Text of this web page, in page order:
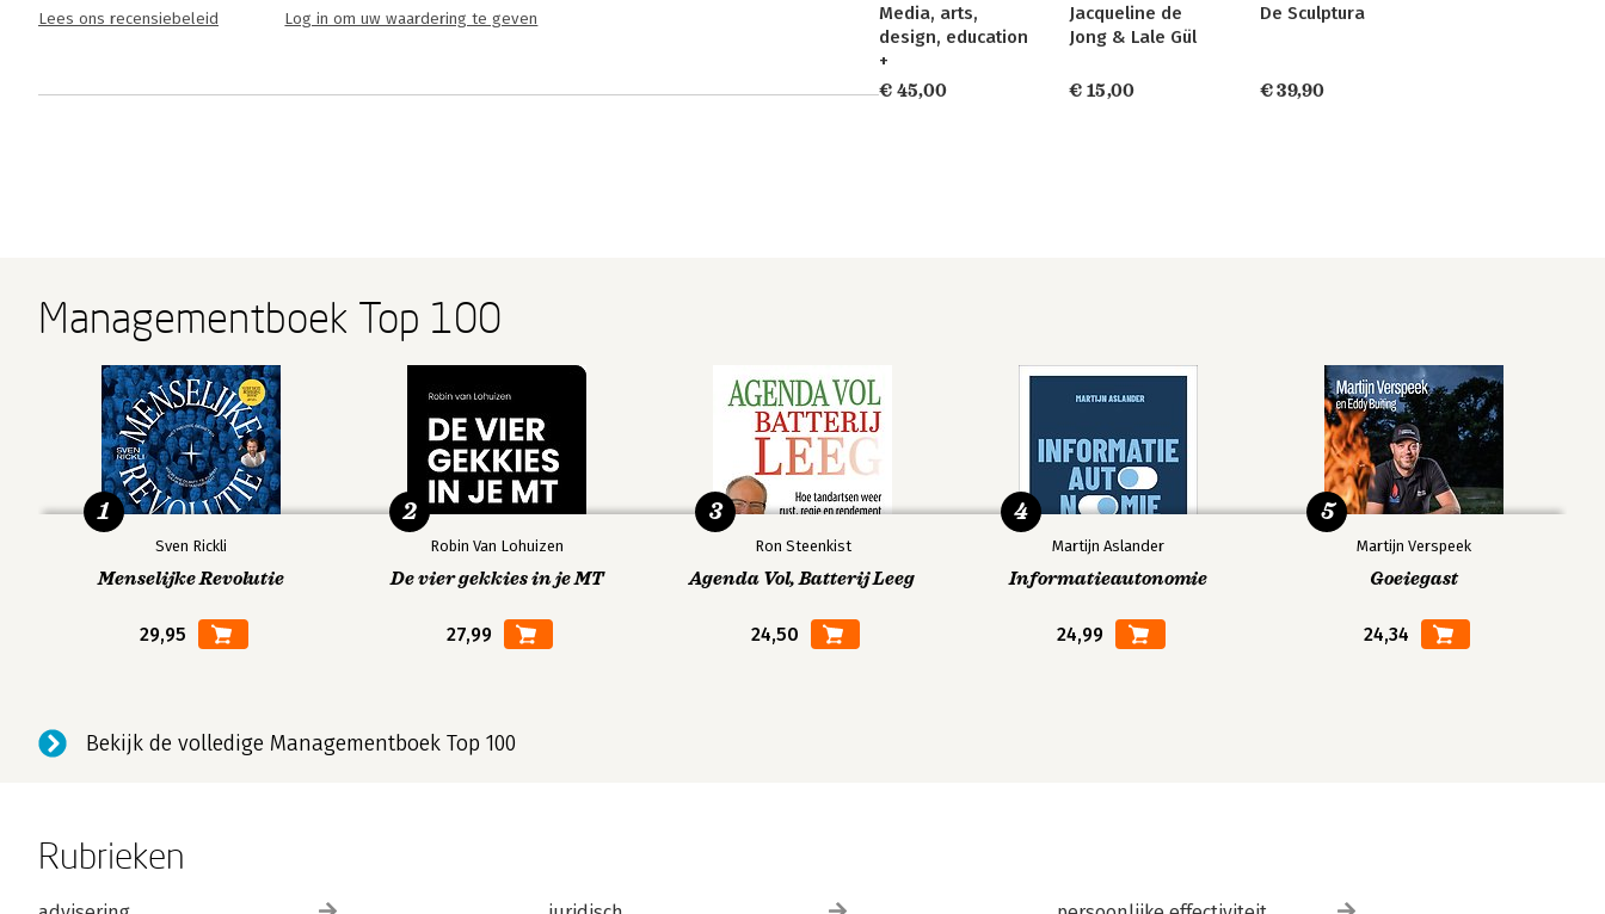
Lees ons recensiebeleid Log in om uw waardering te geven
Media, arts,
design, education
+
€ 45,00
Jacqueline de
Jong & Lale Gül
€ 15,00
De Sculptura
€ 39,90
Managementboek Top 100
Sven Rickli
Menselijke Revolutie
29,95
1
Robin Van Lohuizen
De vier gekkies in je MT
27,99
2
Ron Steenkist
Agenda Vol, Batterij Leeg
24,50
3
Martijn Aslander
Informatieautonomie
24,99
4
Martijn Verspeek
Goeiegast
24,34
5
Bekijk de volledige Managementboek Top 100
Rubrieken